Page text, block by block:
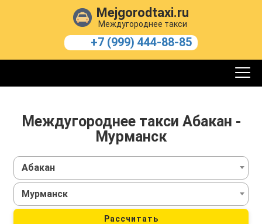
Mejgorodtaxi.ru
Междугороднее такси
+7 (999) 444-88-85
Междугороднее такси Абакан -
Мурманск
Абакан
Мурманск
Рассчитать